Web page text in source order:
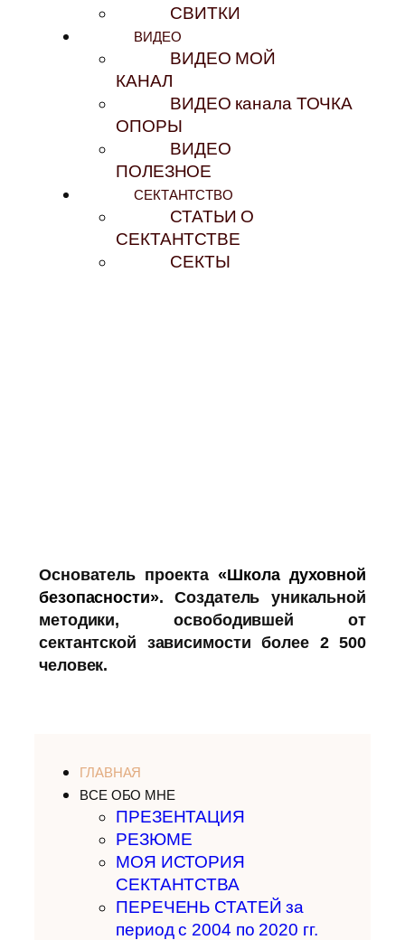
СВИТКИ
ВИДЕО
ВИДЕО МОЙ
КАНАЛ
ВИДЕО канала ТОЧКА
ОПОРЫ
ВИДЕО
ПОЛЕЗНОЕ
СЕКТАНТСТВО
СТАТЬИ О
СЕКТАНТСТВЕ
СЕКТЫ
Основатель проекта«Школа духовной
безопасности». Создатель уникальной
методики, освободившей от
сектантской зависимости более 2 500
человек.
ГЛАВНАЯ
ВСЕ ОБО МНЕ
ПРЕЗЕНТАЦИЯ
РЕЗЮМЕ
МОЯ ИСТОРИЯ
СЕКТАНТСТВА
ПЕРЕЧЕНЬ СТАТЕЙ за
период с 2004 по 2020 гг.